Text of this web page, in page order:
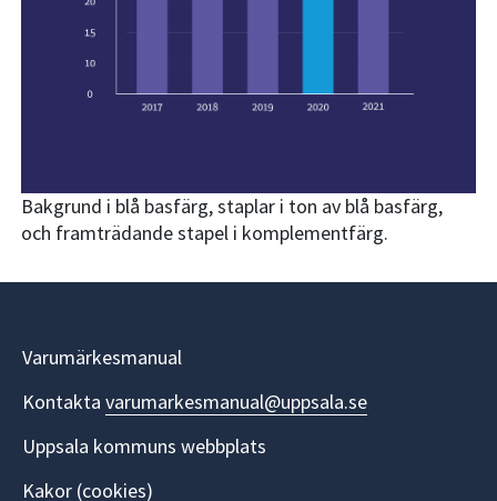
Bakgrund i blå basfärg, staplar i ton av blå basfärg,
och framträdande stapel i komplementfärg.
Varumärkesmanual
Kontakta varumarkesmanual@uppsala.se
Uppsala kommuns webbplats
Kakor (cookies)